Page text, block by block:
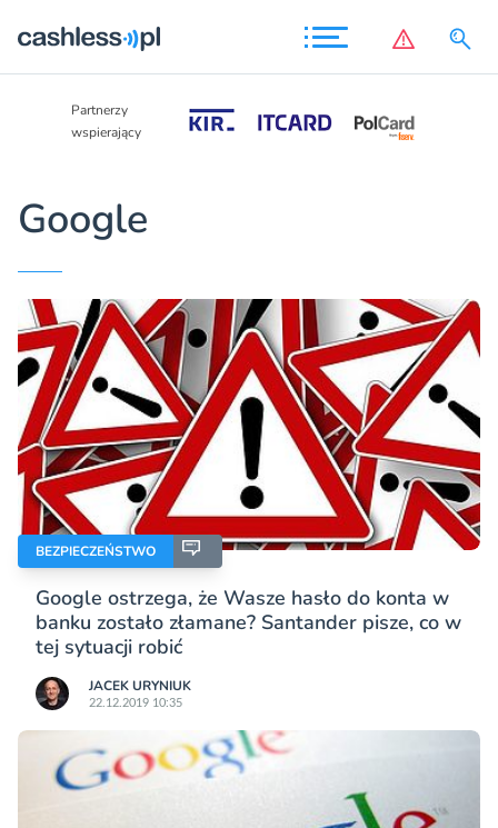
Partnerzy
wspierający
Google
BEZPIECZEŃSTWO
Google ostrzega, że Wasze hasło do konta w
banku zostało złamane? Santander pisze, co w
tej sytuacji robić
JACEK URYNIUK
22.12.2019 10:35